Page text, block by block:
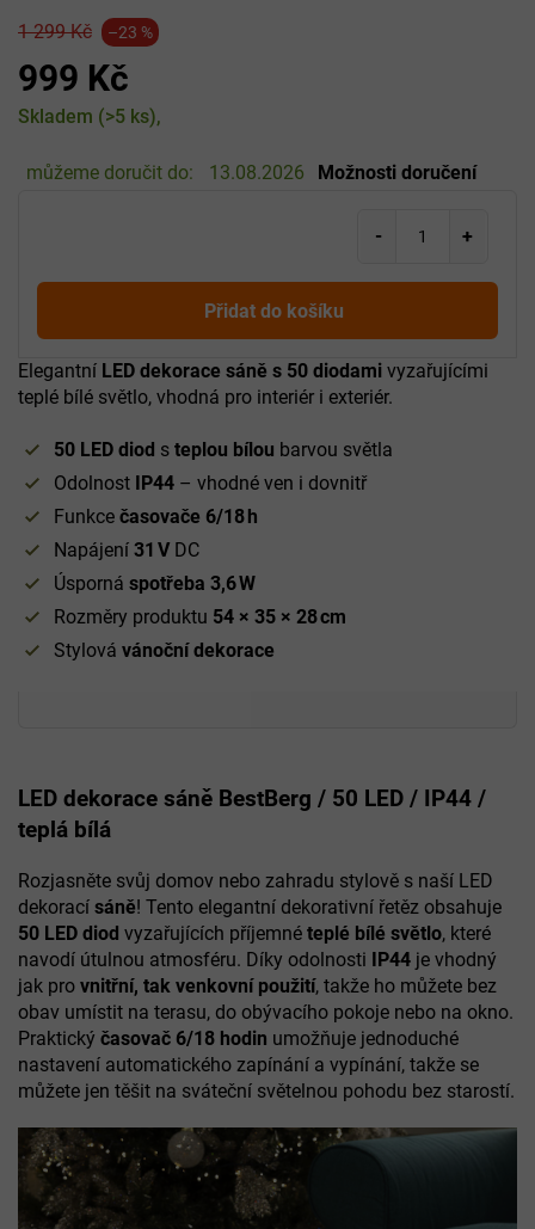
1 299 Kč –23 %
999 Kč
Měrná
Skladem (>5 ks)
můžeme doručit do: 13.08.2026 Možnosti doručení
Přidat do košíku
Elegantní LED dekorace sáně s 50 diodami vyzařujícími
teplé bílé světlo, vhodná pro interiér i exteriér.
50 LED diod s teplou bílou barvou světla
Odolnost IP44 – vhodné ven i dovnitř
Funkce časovače 6/18 h
Napájení 31 V DC
Úsporná spotřeba 3,6 W
Rozměry produktu 54 × 35 × 28 cm
Stylová vánoční dekorace
LED dekorace sáně BestBerg / 50 LED / IP44 /
teplá bílá
Rozjasněte svůj domov nebo zahradu stylově s naší LED
dekorací sáně! Tento elegantní dekorativní řetěz obsahuje
50 LED diod vyzařujících příjemné teplé bílé světlo, které
navodí útulnou atmosféru. Díky odolnosti IP44 je vhodný
jak pro vnitřní, tak venkovní použití, takže ho můžete bez
obav umístit na terasu, do obývacího pokoje nebo na okno.
Praktický časovač 6/18 hodin umožňuje jednoduché
nastavení automatického zapínání a vypínání, takže se
můžete jen těšit na sváteční světelnou pohodu bez starostí.